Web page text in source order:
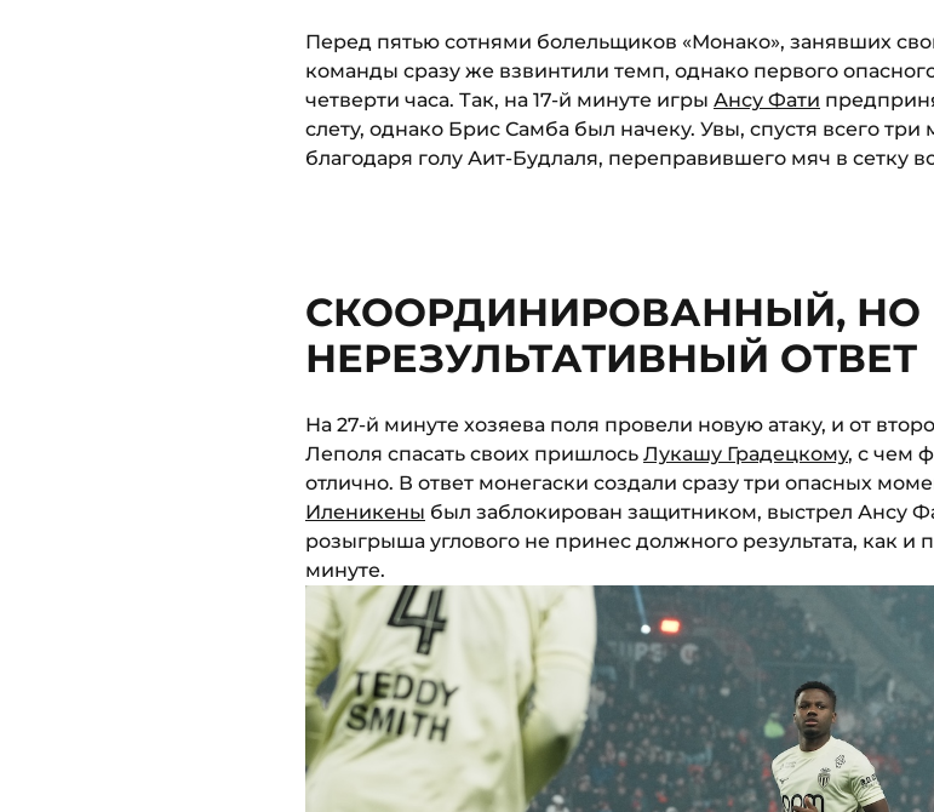
Перед пятью сотнями болельщиков «Монако», занявших
команды сразу же взвинтили темп, однако первого
четверти часа. Так, на 17-й минуте игры Ансу Фати
слету, однако Брис Самба был начеку. Увы, спустя всего
благодаря голу Аит-Будлаля, переправившего мяч в сетку
СКООРДИНИРОВАННЫЙ, НО
НЕРЕЗУЛЬТАТИВНЫЙ ОТВЕТ
На 27-й минуте хозяева поля провели новую атаку, и от
Леполя спасать своих пришлось Лукашу Градецкому, с чем
отлично. В ответ монегаски создали сразу три опасных
Иленикены был заблокирован защитником, выстрел Ансу
розыгрыша углового не принес должного результата, как и
минуте.